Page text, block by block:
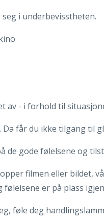
i underbevisstheten.
av - i forhold til
får du ikke tilgang til
de gode følelsene og
filmen eller bildet,
er på plass
føle deg